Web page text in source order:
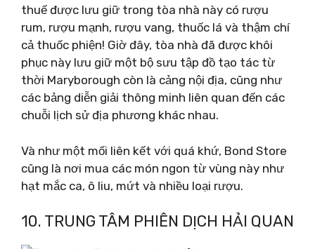
thuế được lưu giữ trong tòa nhà này có rượu
rum, rượu mạnh, rượu vang, thuốc lá và thậm chí
cả thuốc phiện! Giờ đây, tòa nhà đã được khôi
phục này lưu giữ một bộ sưu tập đồ tạo tác từ
thời Maryborough còn là cảng nội địa, cũng như
các bảng diễn giải thông minh liên quan đến các
chuỗi lịch sử địa phương khác nhau.
Và như một mối liên kết với quá khứ, Bond Store
cũng là nơi mua các món ngon từ vùng này như
hạt mắc ca, ô liu, mứt và nhiều loại rượu.
10. TRUNG TÂM PHIÊN DỊCH HẢI QUAN